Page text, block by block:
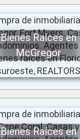
Bienes Raíces en
McGregor
Bienes Raíces en